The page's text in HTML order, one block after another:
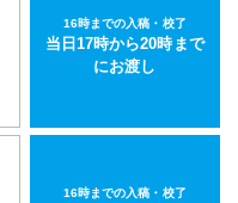
円
円
16時までの入稿・校了
当日17時から20時まで
にお渡し
16時までの入稿・校了